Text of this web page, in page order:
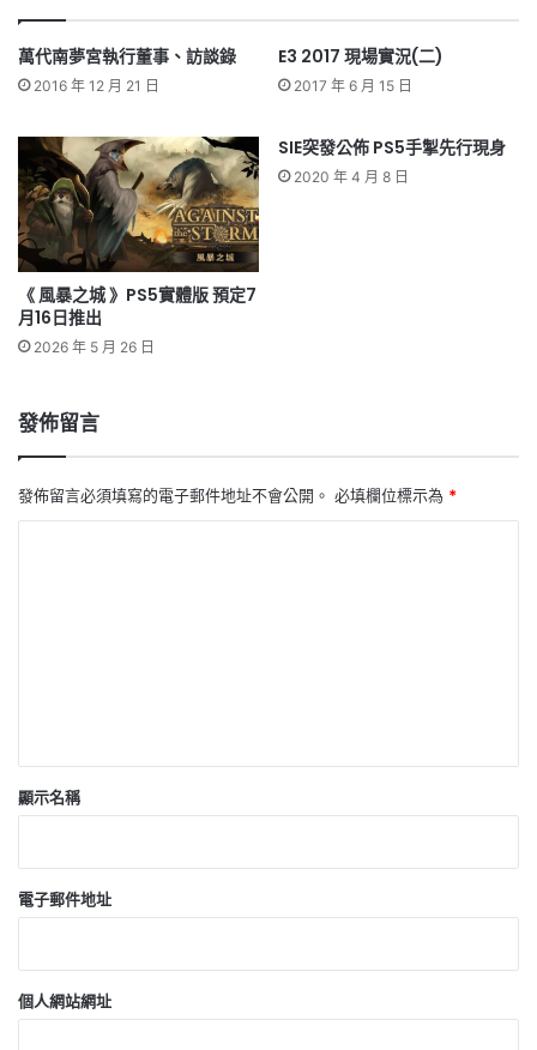
萬代南夢宮執行董事、訪談錄
2016 年 12 月 21 日
E3 2017 現場實況(二)
2017 年 6 月 15 日
《 風暴之城 》PS5實體版 預定7
月16日推出
2026 年 5 月 26 日
SIE突發公佈 PS5手掣先行現身
2020 年 4 月 8 日
發佈留言
發佈留言必須填寫的電子郵件地址不會公開。 必填欄位標示為 *
顯示名稱
電子郵件地址
個人網站網址